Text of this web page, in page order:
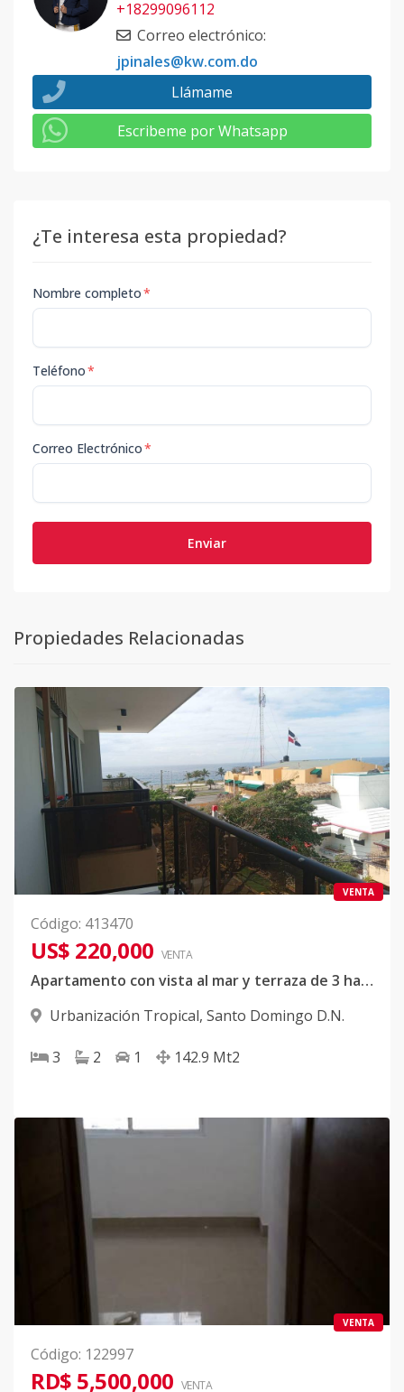
+18299096112
Correo electrónico:
jpinales@kw.com.do
Llámame
Escribeme por Whatsapp
¿Te interesa esta propiedad?
Nombre completo*
Teléfono*
Correo Electrónico*
Enviar
Propiedades Relacionadas
VENTA
Código: 413470
US$ 220,000 VENTA
Apartamento con vista al mar y terraza de 3 habitaciones
Urbanización Tropical, Santo Domingo D.N.
3 2 1 142.9 Mt2
VENTA
Código: 122997
RD$ 5,500,000 VENTA